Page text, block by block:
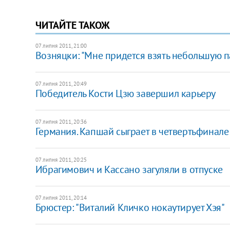
ЧИТАЙТЕ ТАКОЖ
07 липня 2011, 21:00
Возняцки: "Мне придется взять небольшую
07 липня 2011, 20:49
Победитель Кости Цзю завершил карьеру
07 липня 2011, 20:36
Германия. Капшай сыграет в четвертьфинале
07 липня 2011, 20:25
Ибрагимович и Кассано загуляли в отпуске
07 липня 2011, 20:14
Брюстер: "Виталий Кличко нокаутирует Хэя"